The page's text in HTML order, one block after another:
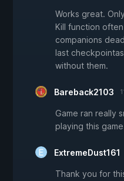
Works great.
Kill function
companions
last
without them.
Bareback2103
Game ran really
playing this
ExtremeDust161
Thank you for